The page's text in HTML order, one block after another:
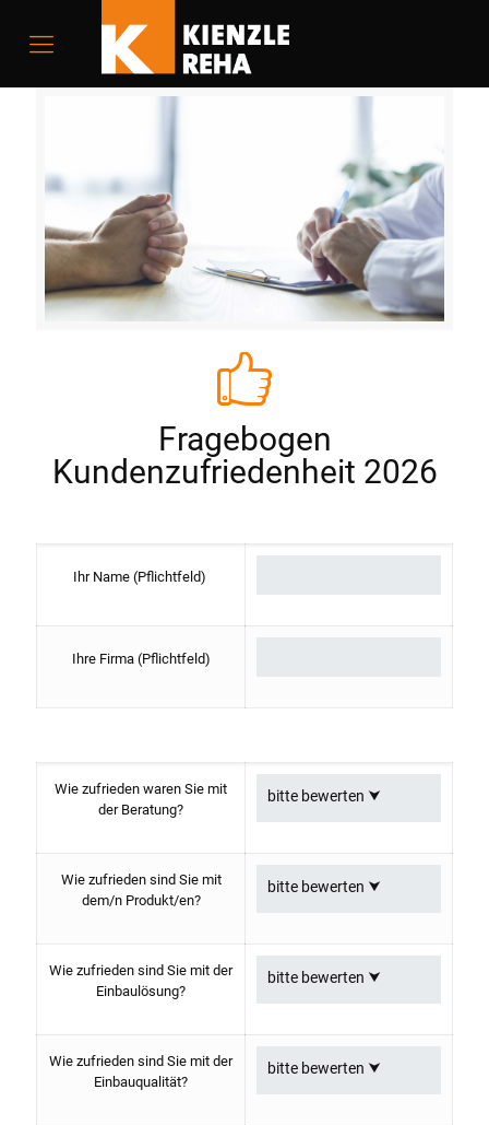
Fragebogen
Kundenzufriedenheit 2026
Ihr Name (Pflichtfeld)
Ihre Firma (Pflichtfeld)
Wie zufrieden waren Sie mit
der Beratung?
Wie zufrieden sind Sie mit
dem/n Produkt/en?
Wie zufrieden sind Sie mit der
Einbaulösung?
Wie zufrieden sind Sie mit der
Einbauqualität?